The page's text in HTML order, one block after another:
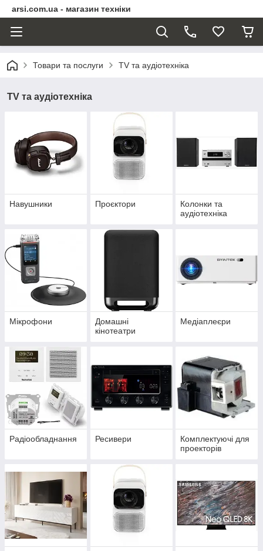
arsi.com.ua - магазин техніки
Товари та послуги TV та аудіотехніка
TV та аудіотехніка
Навушники Проєктори
Колонки та
аудіотехніка
Мікрофони
Домашні
кінотеатри
Медіаплеєри
Радіообладнання Ресивери
Комплектуючі для
проекторів